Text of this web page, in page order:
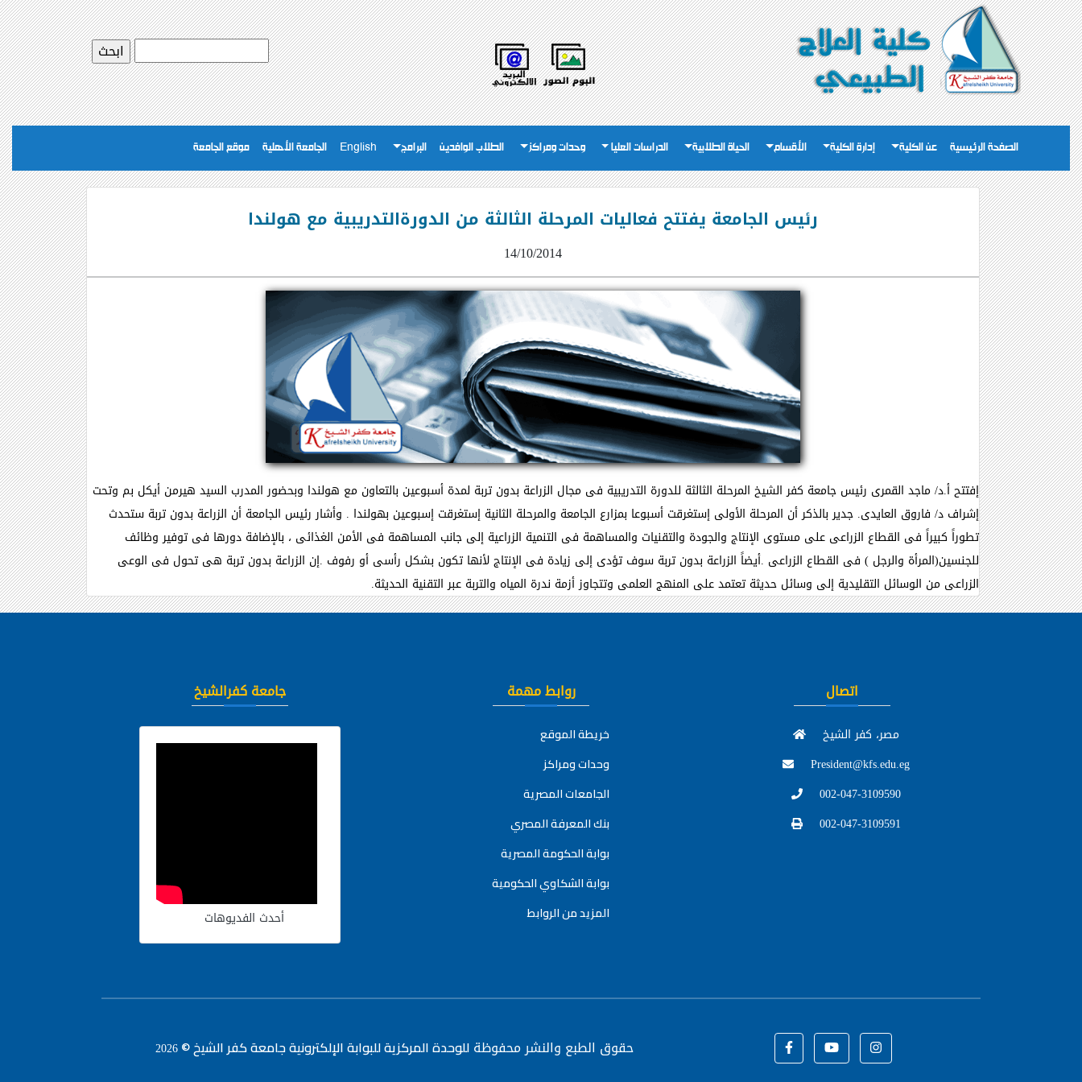
الصفحة الرئيسية عن الكلية إدارة الكلية الأقسام الحياة الطلابية الدراسات العليا وحدات ومراكز الطلاب الوافدين البرامج English الجامعة الأهلية موقع الجامعة
رئيس الجامعة يفتتح فعاليات المرحلة الثالثة من الدورةالتدريبية مع هولندا
14/10/2014
إفتتح أ.د/ ماجد القمرى رئيس جامعة كفر الشيخ المرحلة الثالثة للدورة التدريبية فى مجال الزراعة بدون تربة لمدة أسبوعين بالتعاون مع هولندا وبحضور المدرب السيد هيرمن أيكل بم وتحت
إشراف د/ فاروق العايدى. جدير بالذكر أن المرحلة الأولى إستغرقت أسبوعا بمزارع الجامعة والمرحلة الثانية إستغرقت إسبوعين بهولندا . وأشار رئيس الجامعة أن الزراعة بدون تربة ستحدث
تطوراً كبيراً فى القطاع الزراعى على مستوى الإنتاج والجودة والتقنيات والمساهمة فى التنمية الزراعية إلى جانب المساهمة فى الأمن الغذائى ، بالإضافة دورها فى توفير وظائف
للجنسين(المرأة والرجل ) فى القطاع الزراعى .أيضاً الزراعة بدون تربة سوف تؤدى إلى زيادة فى الإنتاج لأنها تكون بشكل رأسى أو رفوف .إن الزراعة بدون تربة هى تحول فى الوعى
الزراعى من الوسائل التقليدية إلى وسائل حديثة تعتمد على المنهج العلمى وتتجاوز أزمة ندرة المياه والتربة عبر التقنية الحديثة.
جامعة كفرالشيخ
أحدث الفديوهات
روابط مهمة
خريطة الموقع
وحدات ومراكز
الجامعات المصرية
بنك المعرفة المصري
بوابة الحكومة المصرية
بوابة الشكاوي الحكومية
المزيد من الروابط
اتصال
مصر، كفر الشيخ
President@kfs.edu.eg
002-047-3109590
002-047-3109591
حقوق الطبع والنشر محفوظة للوحدة المركزية للبوابة الإلكترونية جامعة كفر الشيخ ©2026